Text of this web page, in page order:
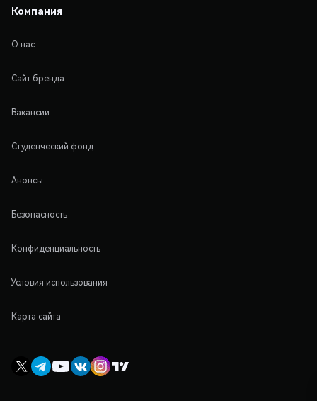
Компания
О нас
Сайт бренда
Вакансии
Студенческий фонд
Анонсы
Безопасность
Конфиденциальность
Условия использования
Карта сайта